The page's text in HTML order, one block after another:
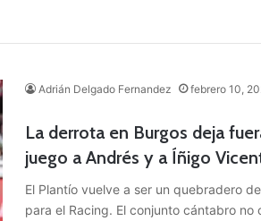
Adrián Delgado Fernandez
febrero 10,
La derrota en Burgos deja
juego a Andrés y a Íñigo
El Plantío vuelve a ser un quebradero
para el Racing. El conjunto cántabro no